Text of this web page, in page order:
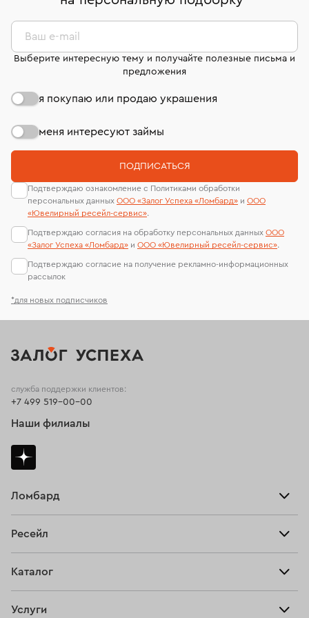
дней на возврат. Детальные условия возврата
комиссионных украшений и часов смотрите на
странице«Возврат украшений»
сертификаты МГУ и других геммологических
лабораторий
*для новых подписчиков
Ваш e-mail
Выберите интересную тему и получайте полезные письма и
предложения
я покупаю или продаю украшения
меня интересуют займы
ПОДПИСАТЬСЯ
Подтверждаю ознакомление с Политиками обработки
персональных данных ООО «Залог Успеха «Ломбард» и ООО
«Ювелирный ресейл-сервиc».
Подтверждаю согласия на обработку персональных данных ООО
«Залог Успеха «Ломбард» и ООО «Ювелирный ресейл-сервиc».
Подтверждаю согласие на получение рекламно-информационных
рассылок
Ломбард
Тарифы
Ресейл
Купить
Каталог
Услуги
служба поддержки клиентов:
+7 499 519-00-00
Наши филиалы